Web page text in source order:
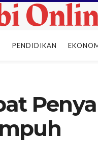
PENDIDIKAN